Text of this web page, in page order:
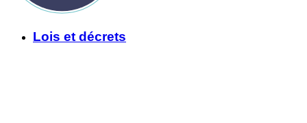
Lois et décrets